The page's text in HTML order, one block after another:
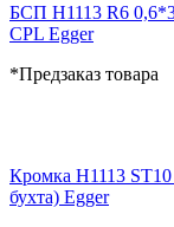
БСП H1113 R6
CPL Egger
*Предзаказ товара
Кромка H1113
бухта) Egger